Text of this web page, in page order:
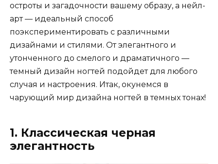
остроты и загадочности вашему образу, а нейл-
арт — идеальный способ
поэкспериментировать с различными
дизайнами и стилями. От элегантного и
утонченного до смелого и драматичного —
темный дизайн ногтей подойдет для любого
случая и настроения. Итак, окунемся в
чарующий мир дизайна ногтей в темных тонах!
1. Классическая черная
элегантность